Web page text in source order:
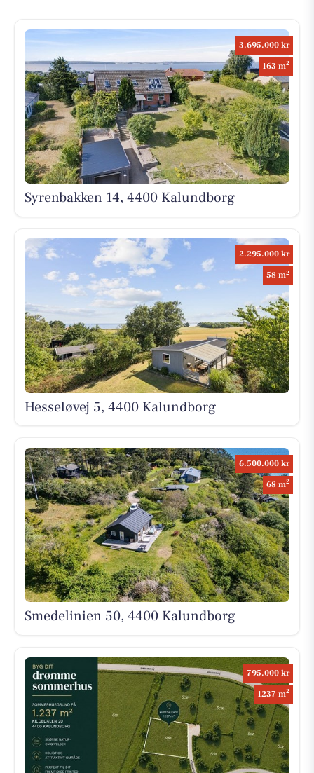
3.695.000 kr
163 m2
Syrenbakken 14, 4400 Kalundborg
2.295.000 kr
58 m2
Hesseløvej 5, 4400 Kalundborg
6.500.000 kr
68 m2
Smedelinien 50, 4400 Kalundborg
795.000 kr
1237 m2